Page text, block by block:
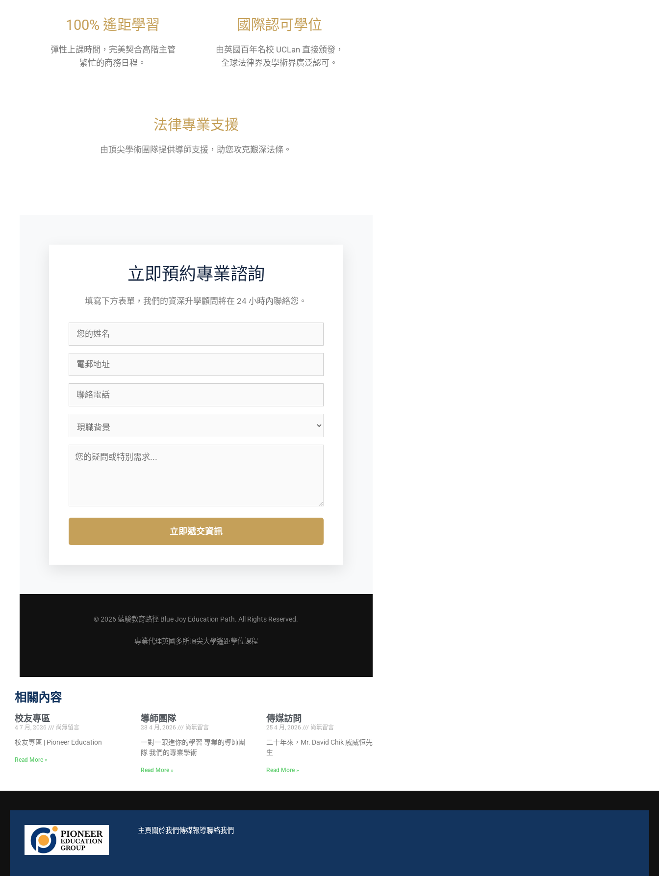
100% 遙距學習
彈性上課時間，完美契合高階主管
繁忙的商務日程。
國際認可學位
由英國百年名校 UCLan 直接頒發，
全球法律界及學術界廣泛認可。
法律專業支援
由頂尖學術團隊提供導師支援，助您攻克艱深法條。
立即預約專業諮詢
填寫下方表單，我們的資深升學顧問將在 24 小時內聯絡您。
立即遞交資訊
© 2026 藍駿教育路徑 Blue Joy Education Path. All Rights Reserved.
專業代理英國多所頂尖大學遙距學位課程
相關內容
校友專區
4 7 月, 2026
尚無留言
校友專區 | Pioneer Education
Read More »
導師團隊
28 4 月, 2026
尚無留言
一對一跟進你的學習 專業的導師團
隊 我們的專業學術
Read More »
傳媒訪問
25 4 月, 2026
尚無留言
二十年來，Mr. David Chik 戚威恒先
生
Read More »
主頁 關於我們傳媒報導聯絡我們